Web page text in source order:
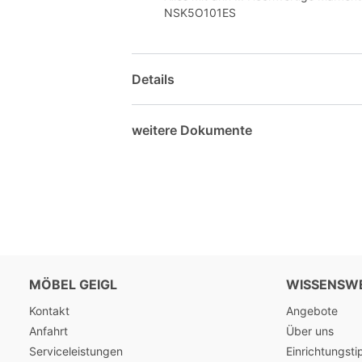
NSK5O101ES
Details
weitere Dokumente
MÖBEL GEIGL
Kontakt
Anfahrt
Serviceleistungen
Angebote
Über uns